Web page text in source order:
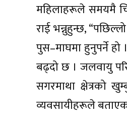
महिलाहरूले समयमै
राई भन्नुहुन्छ,
पुस–माघमा हुनुपर्ने
बढ्दो छ । जलवायु
सगरमाथा क्षेत्रको
व्यवसायीहरूले